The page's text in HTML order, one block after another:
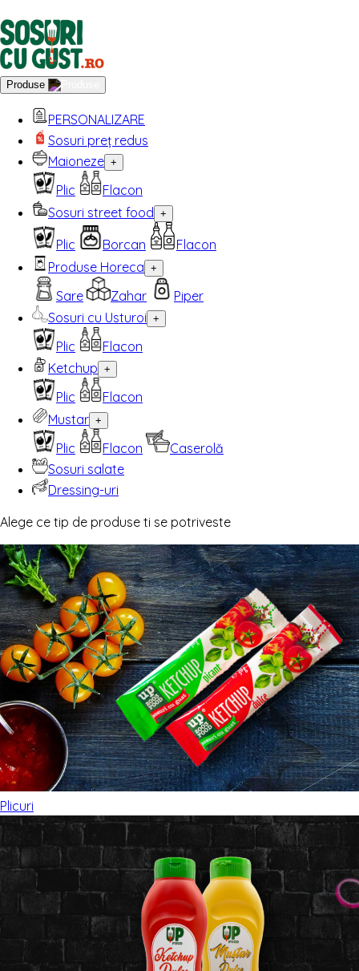
Produse
PERSONALIZARE
Sosuri preț redus
Maioneze +
Plic
Flacon
Sosuri street food +
Plic Borcan
Flacon
Produse Horeca +
Sare Zahar
Piper
Sosuri cu Usturoi +
Plic
Flacon
Ketchup +
Plic
Flacon
Mustar +
Plic Flacon
Caserolă
Sosuri salate
Dressing-uri
Alege ce tip de produse ti se potriveste
Plicuri